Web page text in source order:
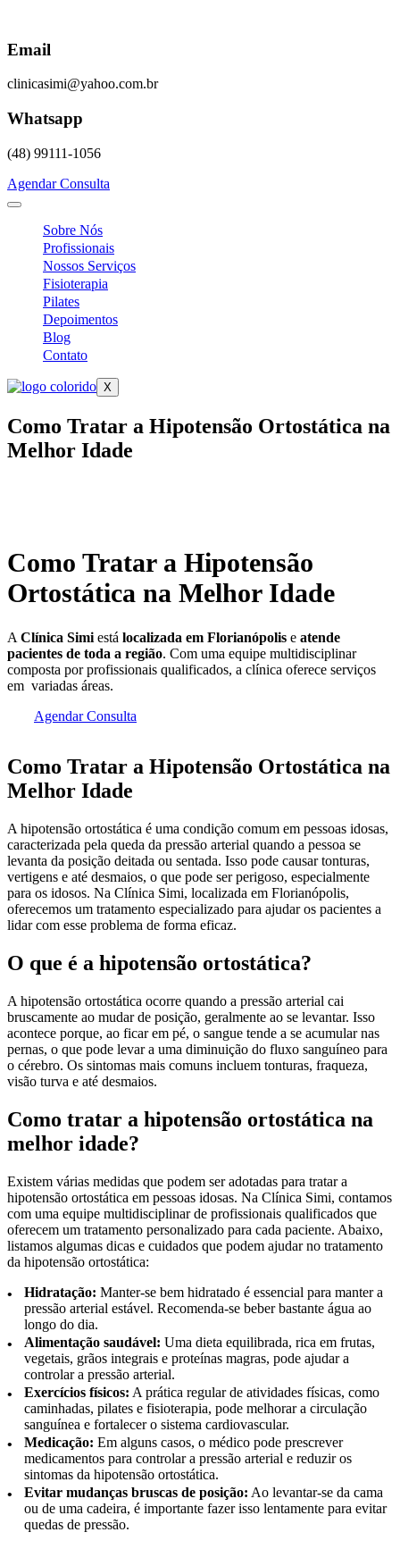
content
Email
clinicasimi@yahoo.com.br
Whatsapp
(48) 99111-1056
Agendar Consulta
Sobre Nós
Profissionais
Nossos Serviços
Fisioterapia
Pilates
Depoimentos
Blog
Contato
X
Como Tratar a Hipotensão Ortostática na
Melhor Idade
Como Tratar a Hipotensão
Ortostática na Melhor Idade
AClínica Simiestá localizada em Florianópolis e atende
pacientes de toda a região. Com uma equipe multidisciplinar
composta por profissionais qualificados, a clínica oferece serviços
em variadas áreas.
Agendar Consulta
Como Tratar a Hipotensão Ortostática na
Melhor Idade
A hipotensão ortostática é uma condição comum em pessoas idosas,
caracterizada pela queda da pressão arterial quando a pessoa se
levanta da posição deitada ou sentada. Isso pode causar tonturas,
vertigens e até desmaios, o que pode ser perigoso, especialmente
para os idosos. Na Clínica Simi, localizada em Florianópolis,
oferecemos um tratamento especializado para ajudar os pacientes a
lidar com esse problema de forma eficaz.
O que é a hipotensão ortostática?
A hipotensão ortostática ocorre quando a pressão arterial cai
bruscamente ao mudar de posição, geralmente ao se levantar. Isso
acontece porque, ao ficar em pé, o sangue tende a se acumular nas
pernas, o que pode levar a uma diminuição do fluxo sanguíneo para
o cérebro. Os sintomas mais comuns incluem tonturas, fraqueza,
visão turva e até desmaios.
Como tratar a hipotensão ortostática na
melhor idade?
Existem várias medidas que podem ser adotadas para tratar a
hipotensão ortostática em pessoas idosas. Na Clínica Simi, contamos
com uma equipe multidisciplinar de profissionais qualificados que
oferecem um tratamento personalizado para cada paciente. Abaixo,
listamos algumas dicas e cuidados que podem ajudar no tratamento
da hipotensão ortostática:
Hidratação: Manter-se bem hidratado é essencial para manter a
pressão arterial estável. Recomenda-se beber bastante água ao
longo do dia.
Alimentação saudável: Uma dieta equilibrada, rica em frutas,
vegetais, grãos integrais e proteínas magras, pode ajudar a
controlar a pressão arterial.
Exercícios físicos: A prática regular de atividades físicas, como
caminhadas, pilates e fisioterapia, pode melhorar a circulação
sanguínea e fortalecer o sistema cardiovascular.
Medicação: Em alguns casos, o médico pode prescrever
medicamentos para controlar a pressão arterial e reduzir os
sintomas da hipotensão ortostática.
Evitar mudanças bruscas de posição: Ao levantar-se da cama
ou de uma cadeira, é importante fazer isso lentamente para evitar
quedas de pressão.